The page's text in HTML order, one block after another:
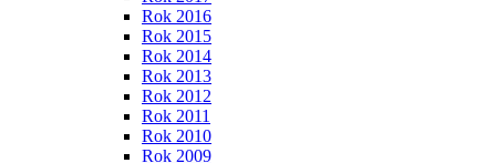
Rok 2016
Rok 2015
Rok 2014
Rok 2013
Rok 2012
Rok 2011
Rok 2010
Rok 2009